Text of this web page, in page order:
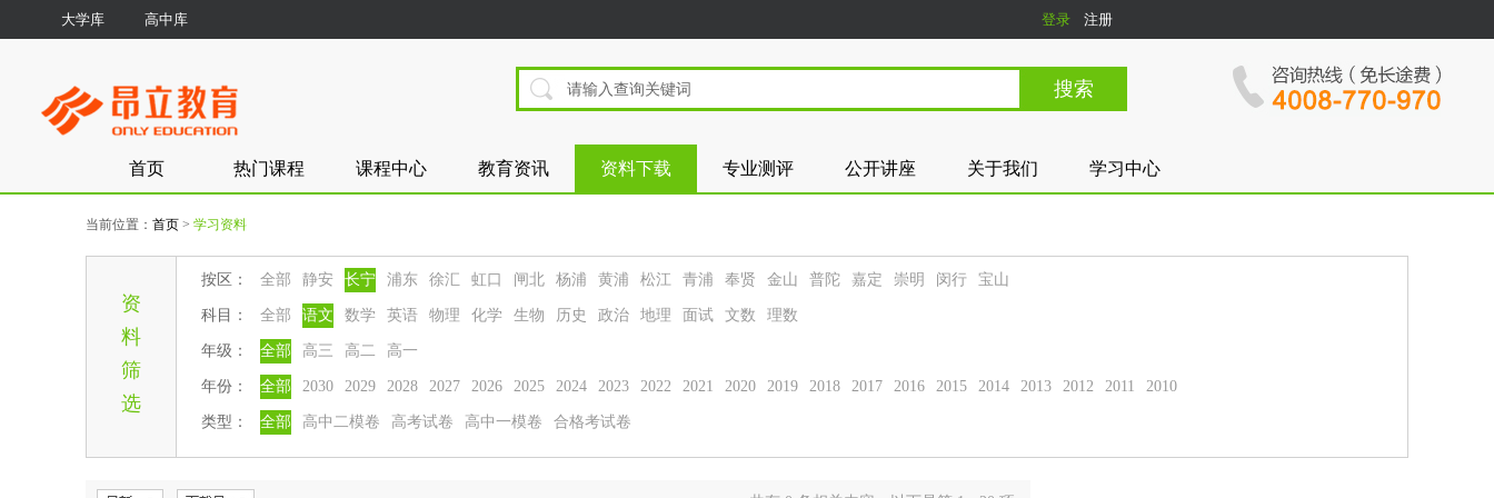
大学库 高中库 登录 注册
首页 热门课程 课程中心 教育资讯 资料下载 专业测评 公开讲座 关于我们 学习中心
当前位置： 首页 > 学习资料
资
料
筛
选
按区： 全部 静安 长宁 浦东 徐汇 虹口 闸北 杨浦 黄浦 松江 青浦 奉贤 金山 普陀 嘉定 崇明 闵行 宝山
科目： 全部 语文 数学 英语 物理 化学 生物 历史 政治 地理 面试 文数 理数
年级： 全部 高三 高二 高一
年份： 全部 2030 2029 2028 2027 2026 2025 2024 2023 2022 2021 2020 2019 2018 2017 2016 2015 2014 2013 2012 2011 2010
类型： 全部 高中二模卷 高考试卷 高中一模卷 合格考试卷